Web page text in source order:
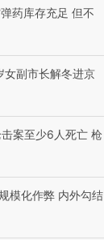
药库存充足 但不
女副市长解冬进京
案至少6人死亡 枪
模化作弊 内外勾结